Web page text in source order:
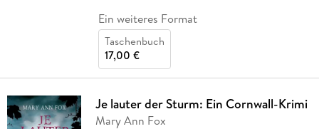
Ein weiteres Format
Taschenbuch
17,00 €
Je lauter der Sturm: Ein Cornwall-Krimi
Mary Ann Fox